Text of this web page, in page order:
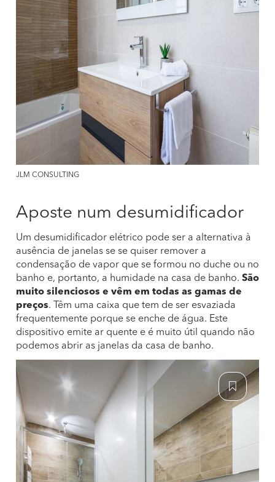
JLM CONSULTING
Aposte num desumidificador
Um desumidificador elétrico pode ser a alternativa à
ausência de janelas se se quiser remover a
condensação de vapor que se formou no duche ou no
banho e, portanto, a humidade na casa de banho. São
muito silenciosos e vêm em todas as gamas de
preços. Têm uma caixa que tem de ser esvaziada
frequentemente porque se enche de água. Este
dispositivo emite ar quente e é muito útil quando não
podemos abrir as janelas da casa de banho.